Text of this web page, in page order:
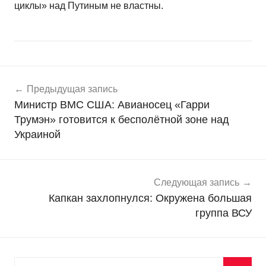
циклы» над Путиным не властны.
о
в
о
с
по
записям
Предыдущая запись
Министр ВМС США: Авианосец «Гарри
Трумэн» готовится к бесполётной зоне над
Украиной
Следующая запись
Капкан захлопнулся: Окружена большая
группа ВСУ